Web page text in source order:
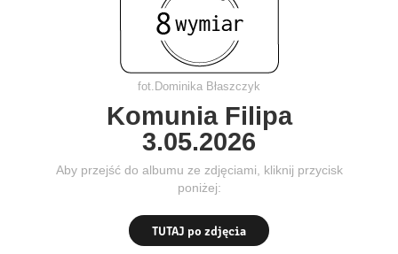
fot.Dominika Błaszczyk
Komunia Filipa
3.05.2026
Aby przejść do albumu ze zdjęciami, kliknij przycisk
poniżej:
TUTAJ po zdjęcia